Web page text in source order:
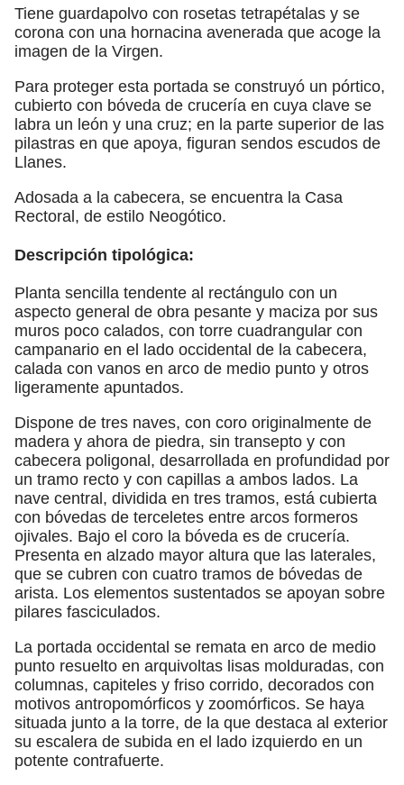
Tiene guardapolvo con rosetas tetrapétalas y se
corona con una hornacina avenerada que acoge la
imagen de la Virgen.
Para proteger esta portada se construyó un pórtico,
cubierto con bóveda de crucería en cuya clave se
labra un león y una cruz; en la parte superior de las
pilastras en que apoya, figuran sendos escudos de
Llanes.
Adosada a la cabecera, se encuentra la Casa
Rectoral, de estilo Neogótico.
Descripción tipológica:
Planta sencilla tendente al rectángulo con un
aspecto general de obra pesante y maciza por sus
muros poco calados, con torre cuadrangular con
campanario en el lado occidental de la cabecera,
calada con vanos en arco de medio punto y otros
ligeramente apuntados.
Dispone de tres naves, con coro originalmente de
madera y ahora de piedra, sin transepto y con
cabecera poligonal, desarrollada en profundidad por
un tramo recto y con capillas a ambos lados. La
nave central, dividida en tres tramos, está cubierta
con bóvedas de terceletes entre arcos formeros
ojivales. Bajo el coro la bóveda es de crucería.
Presenta en alzado mayor altura que las laterales,
que se cubren con cuatro tramos de bóvedas de
arista. Los elementos sustentados se apoyan sobre
pilares fasciculados.
La portada occidental se remata en arco de medio
punto resuelto en arquivoltas lisas molduradas, con
columnas, capiteles y friso corrido, decorados con
motivos antropomórficos y zoomórficos. Se haya
situada junto a la torre, de la que destaca al exterior
su escalera de subida en el lado izquierdo en un
potente contrafuerte.